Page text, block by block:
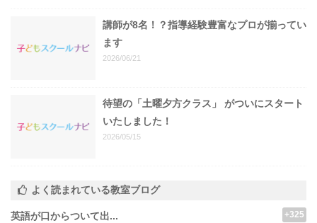
講師が8名！？指導経験豊富なプロが揃ってい
ます
2026/06/21
待望の「土曜夕方クラス」 がついにスタート
いたしました！
2026/05/15
よく読まれている教室ブログ
英語が口からついて出... +325